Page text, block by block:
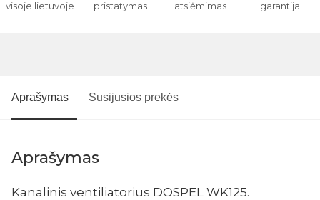
visoje lietuvoje
pristatymas
atsiėmimas
garantija
Aprašymas Susijusios prekės
Aprašymas
Kanalinis ventiliatorius DOSPEL WK125.